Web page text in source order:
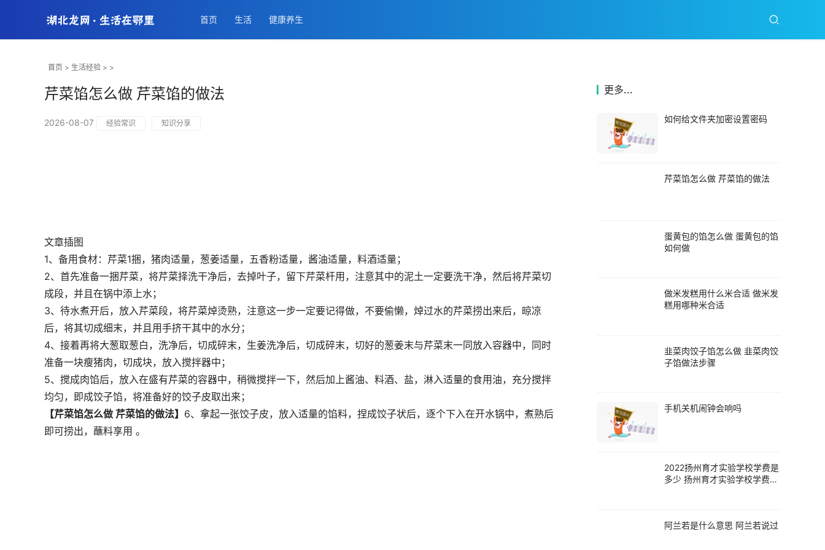
首页 生活 健康养生
首页 > 生活经验 > >
芹菜馅怎么做 芹菜馅的做法
2026-08-07 经验常识 知识分享
文章插图
1、备用食材：芹菜1捆，猪肉适量，葱姜适量，五香粉适量，酱油适量，料酒适量；
2、首先准备一捆芹菜，将芹菜择洗干净后，去掉叶子，留下芹菜杆用，注意其中的泥土一定要洗干净，然后将芹菜切
成段，并且在锅中添上水；
3、待水煮开后，放入芹菜段，将芹菜焯烫熟，注意这一步一定要记得做，不要偷懒，焯过水的芹菜捞出来后，晾凉
后，将其切成细末，并且用手挤干其中的水分；
4、接着再将大葱取葱白，洗净后，切成碎末，生姜洗净后，切成碎末，切好的葱姜末与芹菜末一同放入容器中，同时
准备一块瘦猪肉，切成块，放入搅拌器中；
5、搅成肉馅后，放入在盛有芹菜的容器中，稍微搅拌一下，然后加上酱油、料酒、盐，淋入适量的食用油，充分搅拌
均匀，即成饺子馅，将准备好的饺子皮取出来；
【芹菜馅怎么做 芹菜馅的做法】 6、拿起一张饺子皮，放入适量的馅料，捏成饺子状后，逐个下入在开水锅中，煮熟后
即可捞出，蘸料享用 。
更多...
如何给文件夹加密设置密码
芹菜馅怎么做 芹菜馅的做法
蛋黄包的馅怎么做 蛋黄包的馅
如何做
做米发糕用什么米合适 做米发
糕用哪种米合适
韭菜肉饺子馅怎么做 韭菜肉饺
子馅做法步骤
手机关机闹钟会响吗
2022扬州育才实验学校学费是
多少 扬州育才实验学校学费多
阿兰若是什么意思 阿兰若说过